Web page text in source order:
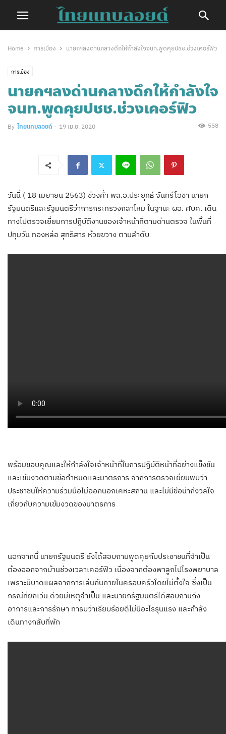
Home การเมือง นายกฯลงด่านกลางดึกให้กำลังใจจนท.พูดคุยปชช.ช่วงเคอร์ฟิว
การเมือง
นายกฯลงด่านกลางดึกให้กำลังใจ
จนท.พูดคุยปชช.ช่วงเคอร์ฟิว
By ไทยแทบลอยด์ - 19 เม.ย. 2020 558
วันนี้ ( 18 เมษายน 2563) ช่วงค่ำ พล.อ.ประยุทธ์ จันทร์โอชา นายก
รัฐมนตรีและรัฐมนตรีว่าการกระทรวงกลาโหม ในฐานะ ผอ. ศบค. เดิน
ทางไปตรวจเยี่ยมการปฏิบัติงานของเจ้าหน้าที่ตามด่านตรวจ ในพื้นที่
ปทุมวัน ทองหล่อ สุทธิสาร ห้วยขวาง ตามลำดับ
พร้อมขอบคุณและให้กำลังใจเจ้าหน้าที่ในการปฏิบัติหน้าที่อย่างแข็งขัน
และเข้มงวดตามข้อกำหนดและมาตรการ จากการตรวจเยี่ยมพบว่า
ประชาชนให้ความร่วมมือไม่ออกนอกเคหะสถาน และไม่มีข้อน่ากังวลใจ
เกี่ยวกับความเข้มงวดของมาตรการ
นอกจากนี้ นายกรัฐมนตรี ยังได้สอบถามพูดคุยกับประชาชนที่จำเป็น
ต้องออกจากบ้านช่วงเวลาเคอร์ฟิว เนื่องจากต้องพาลูกไปโรงพยาบาล
เพราะมีบาดแผลจากการเล่นกันภายในครอบครัวโดยไม่ตั้งใจ ซึ่งเป็น
กรณีที่ยกเว้น ด้วยมีเหตุจำเป็น และนายกรัฐมนตรีได้สอบถามถึง
อาการและการรักษา ทารบว่าเรียบร้อยดีไม่มีอะไรรุนแรง และกำลัง
เดินทางกลับที่พัก